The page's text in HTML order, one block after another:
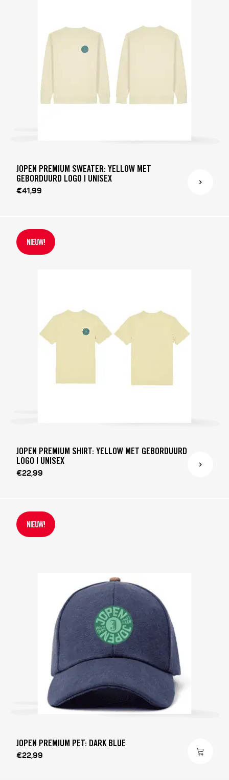
JOPEN PREMIUM SWEATER: YELLOW MET
GEBORDUURD LOGO | UNISEX
€41,99
NIEUW!
JOPEN PREMIUM SHIRT: YELLOW MET GEBORDUURD
LOGO | UNISEX
€22,99
NIEUW!
JOPEN PREMIUM PET: DARK BLUE
€22,99